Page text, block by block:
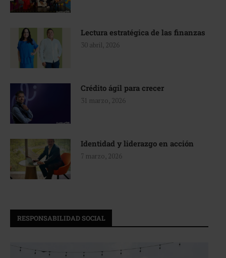
Lectura estratégica de las finanzas
30 abril, 2026
Crédito ágil para crecer
31 marzo, 2026
Identidad y liderazgo en acción
7 marzo, 2026
RESPONSABILIDAD SOCIAL